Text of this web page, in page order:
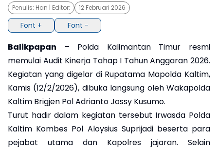
Penulis: Han | Editor: 12 Februari 2026
Font + Font -
Balikpapan – Polda Kalimantan Timur resmi
memulai Audit Kinerja Tahap I Tahun Anggaran 2026.
Kegiatan yang digelar di Rupatama Mapolda Kaltim,
Kamis (12/2/2026), dibuka langsung oleh Wakapolda
Kaltim Brigjen Pol Adrianto Jossy Kusumo.
Turut hadir dalam kegiatan tersebut Irwasda Polda
Kaltim Kombes Pol Aloysius Suprijadi beserta para
pejabat utama dan Kapolres jajaran. Selain